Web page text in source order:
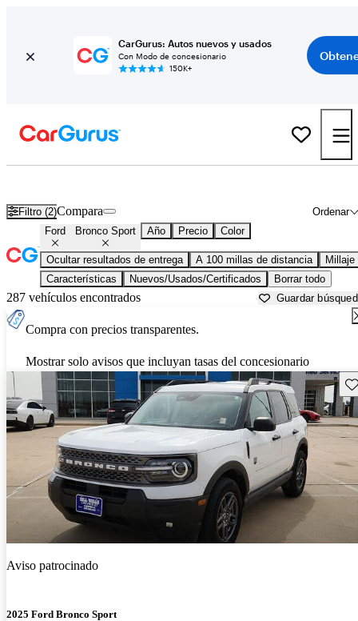
CarGurus: Autos nuevos y usados
Con Modo de concesionario
150K+
Filtro (2) Ordenar
Compara
Ford Bronco Sport Año Precio Color
Ocultar resultados de entrega A 100 millas de distancia
Millaje
Características
Nuevos/Usados/Certificados Borrar todo
287 vehículos encontrados Guardar
Compra con precios transparentes.
Mostrar solo avisos que incluyan tasas del concesionario
Aviso patrocinado
2025 Ford Bronco Sport